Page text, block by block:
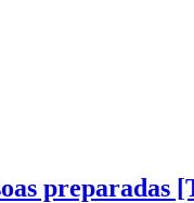
preparadas